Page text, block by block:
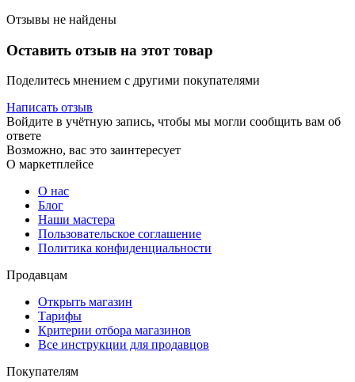
Отзывы не найдены
Оставить отзыв на этот товар
Поделитесь мнением с другими покупателями
Написать отзыв
Войдите в учётную запись, чтобы мы могли сообщить вам об
ответе
Возможно, вас это заинтересует
О маркетплейсе
О нас
Блог
Наши мастера
Пользовательское соглашение
Политика конфиденциальности
Продавцам
Открыть магазин
Тарифы
Критерии отбора магазинов
Все инструкции для продавцов
Покупателям